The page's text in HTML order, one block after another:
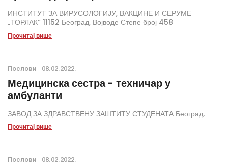
ИНСТИТУТ ЗА ВИРУСОЛОГИЈУ, ВАКЦИНЕ И СЕРУМЕ
„ТОРЛАК“ 11152 Београд, Војводе Степе број 458
Прочитај више
Послови 08.02.2022.
Медицинска сестра - техничар у
амбуланти
ЗАВОД ЗА ЗДРАВСТВЕНУ ЗАШТИТУ СТУДЕНАТА Београд,
Прочитај више
Послови 08.02.2022.